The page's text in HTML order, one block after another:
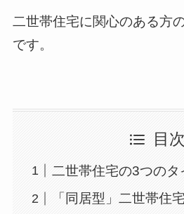
二世帯住宅に関心のある方
です。
目次
二世帯住宅の3つのタ
「同居型」二世帯住